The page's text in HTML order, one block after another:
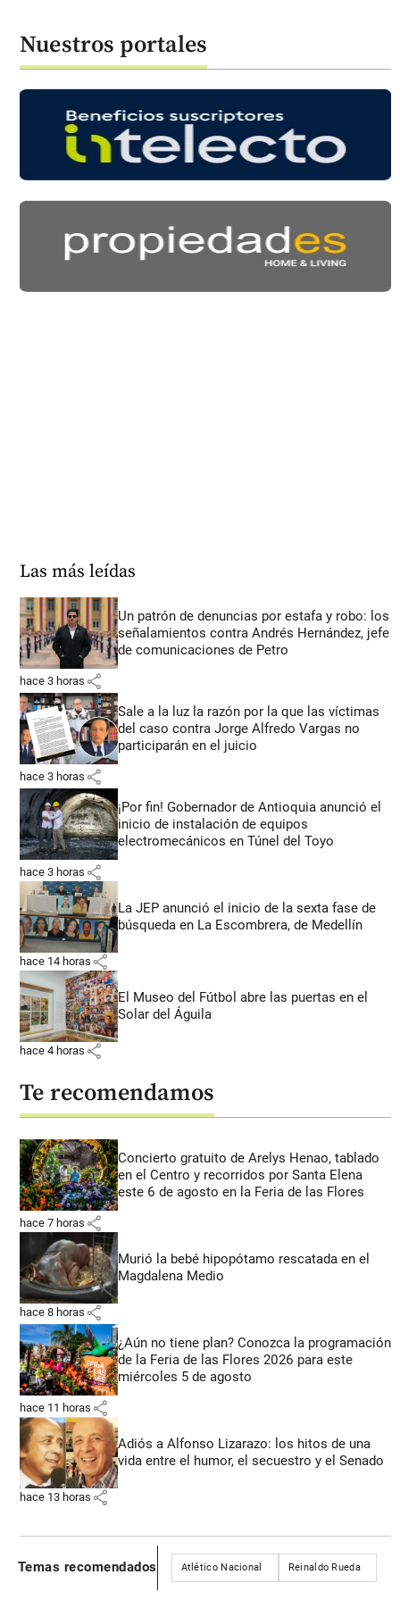
Nuestros portales
Las más leídas
Un patrón de denuncias por estafa y robo: los
señalamientos contra Andrés Hernández, jefe
de comunicaciones de Petro
hace 3 horas share
Sale a la luz la razón por la que las víctimas
del caso contra Jorge Alfredo Vargas no
participarán en el juicio
hace 3 horas share
¡Por fin! Gobernador de Antioquia anunció el
inicio de instalación de equipos
electromecánicos en Túnel del Toyo
hace 3 horas share
La JEP anunció el inicio de la sexta fase de
búsqueda en La Escombrera, de Medellín
hace 14 horas share
El Museo del Fútbol abre las puertas en el
Solar del Águila
hace 4 horas share
Te recomendamos
Concierto gratuito de Arelys Henao, tablado
en el Centro y recorridos por Santa Elena
este 6 de agosto en la Feria de las Flores
hace 7 horas share
Murió la bebé hipopótamo rescatada en el
Magdalena Medio
hace 8 horas share
¿Aún no tiene plan? Conozca la programación
de la Feria de las Flores 2026 para este
miércoles 5 de agosto
hace 11 horas share
Adiós a Alfonso Lizarazo: los hitos de una
vida entre el humor, el secuestro y el Senado
hace 13 horas share
Temas recomendados Atlético Nacional Reinaldo Rueda